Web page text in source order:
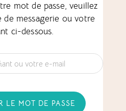
mot de passe, veuillez
de messagerie ou votre
ci-dessous.